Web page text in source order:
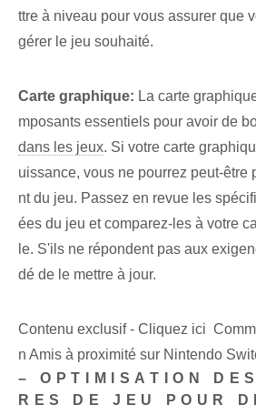
ttre à niveau pour vous assurer que
gérer le jeu souhaité.
Carte graphique: La carte
mposants essentiels pour avoir de
dans les jeux.⁣ Si votre carte
uissance, vous ne pourrez peut-être
nt du jeu. Passez en revue les
ées du jeu et comparez-les à votre
le. S'ils ne répondent pas aux
dé de le mettre à jour.
Contenu exclusif - Cliquez ici
n Amis à proximité sur Nintendo
– OPTIMISATION
RES DE JEU POUR